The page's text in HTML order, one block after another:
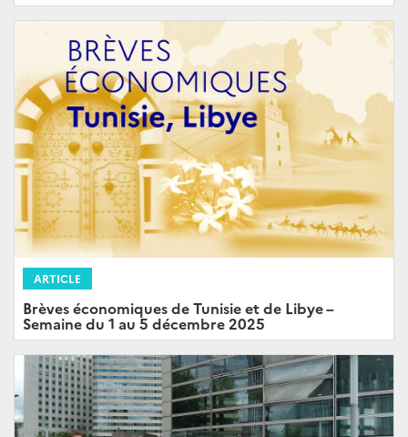
ARTICLE
Brèves économiques de Tunisie et de Libye –
Semaine du 1 au 5 décembre 2025